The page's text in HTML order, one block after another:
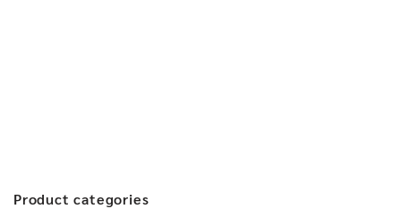
Product categories